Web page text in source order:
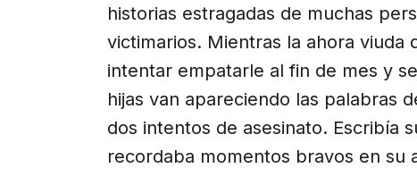
historias estragadas de muchas
victimarios. Mientras la ahora viuda
intentar empatarle al fin de mes y
hijas van apareciendo las palabras
dos intentos de asesinato. Escribía
recordaba momentos bravos en su